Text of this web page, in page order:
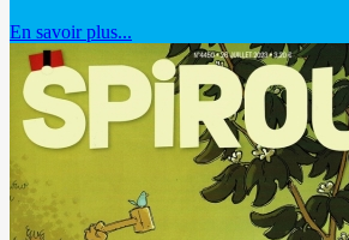
En savoir plus...